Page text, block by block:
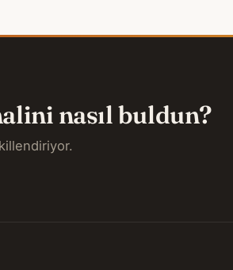
nasıl buldun?